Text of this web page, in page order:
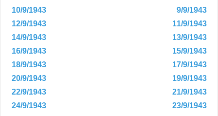
9/9/1943
10/9/1943
11/9/1943
12/9/1943
13/9/1943
14/9/1943
15/9/1943
16/9/1943
17/9/1943
18/9/1943
19/9/1943
20/9/1943
21/9/1943
22/9/1943
23/9/1943
24/9/1943